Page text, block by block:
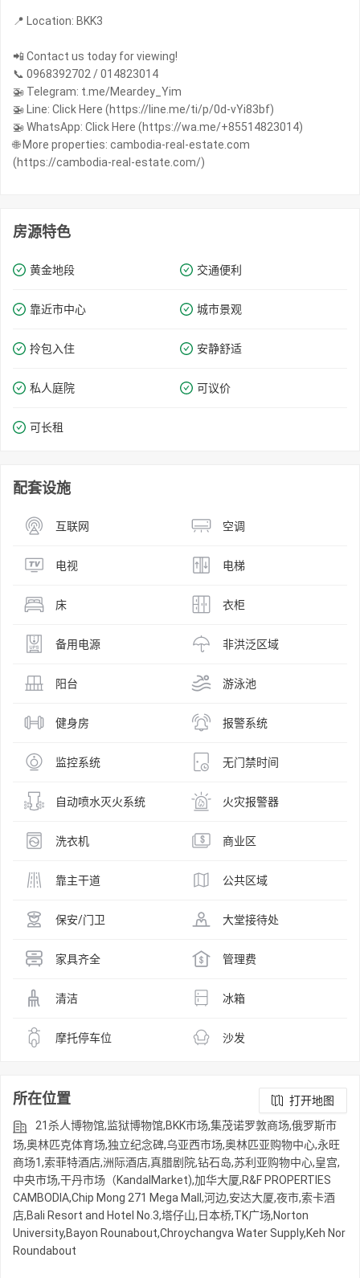
📍 Location: BKK3
📲 Contact us today for viewing!
📞 0968392702 / 014823014
🚁 Telegram: t.me/Meardey_Yim
🚁 Line: Click Here (https://line.me/ti/p/0d-vYi83bf)
🚁 WhatsApp: Click Here (https://wa.me/+85514823014)
🌐 More properties: cambodia-real-estate.com
(https://cambodia-real-estate.com/)
房源特色
黄金地段 交通便利
靠近市中心 城市景观
拎包入住 安静舒适
私人庭院 可议价
可长租
配套设施
互联网 空调
电视 电梯
床 衣柜
备用电源 非洪泛区域
阳台 游泳池
健身房 报警系统
监控系统 无门禁时间
自动喷水灭火系统 火灾报警器
洗衣机 商业区
靠主干道 公共区域
保安/门卫 大堂接待处
家具齐全 管理费
清洁 冰箱
摩托停车位 沙发
所在位置
打开地图
21杀人博物馆,监狱博物馆,BKK市场,集茂诺罗敦商场,俄罗斯市
场,奥林匹克体育场,独立纪念碑,乌亚西市场,奥林匹亚购物中心,永旺
商场1,索菲特酒店,洲际酒店,真腊剧院,钻石岛,苏利亚购物中心,皇宫,
中央市场,干丹市场（KandalMarket),加华大厦,R&F PROPERTIES
CAMBODIA,Chip Mong 271 Mega Mall,河边,安达大厦,夜市,索卡酒
店,Bali Resort and Hotel No.3,塔仔山,日本桥,TK广场,Norton
University,Bayon Rounabout,Chroychangva Water Supply,Keh Nor
Roundabout